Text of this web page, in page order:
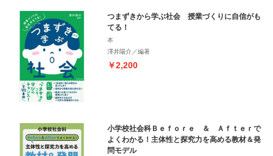
つまずきから学ぶ社会 授業づくりに自信がも
てる！
本
澤井陽介／編著
￥2,200
小学校社会科Ｂｅｆｏｒｅ ＆ Ａｆｔｅｒで
よくわかる！主体性と探究力を高める教材＆発
問モデル